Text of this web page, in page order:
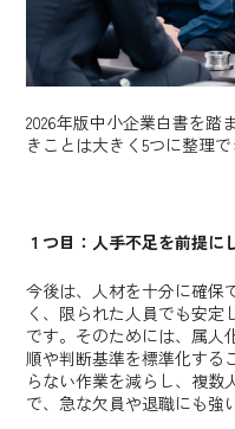
2026年版中小企業白書を踏
きことは大きく5つに整理で
１つ目：人手不足を前提に
今後は、人材を十分に確保
く、限られた人員でも安
です。そのためには、属人
順や判断基準を標準化する
らない作業を減らし、複数
で、急な欠員や退職にも強